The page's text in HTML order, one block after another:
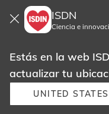
ISDN
Ciencia e
Estás en la web
actualizar tu
UNITED STATES